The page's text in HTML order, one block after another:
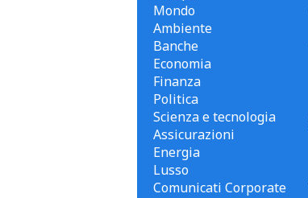
Mondo
Ambiente
Banche
Economia
Finanza
Politica
Scienza e tecnologia
Assicurazioni
Energia
Lusso
Comunicati Corporate